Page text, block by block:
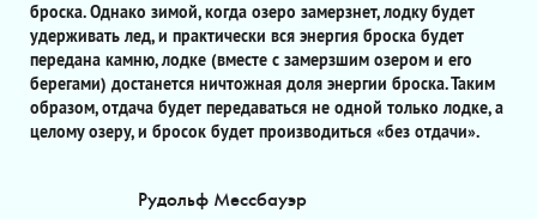
броска. Однако зимой, когда озеро замерзнет, лодку будет
удерживать лед, и практически вся энергия броска будет
передана камню, лодке (вместе с замерзшим озером и его
берегами) достанется ничтожная доля энергии броска. Таким
образом, отдача будет передаваться не одной только лодке, а
целому озеру, и бросок будет производиться «без отдачи».
Рудольф Мессбауэр